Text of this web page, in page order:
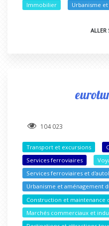
Immobilier
Urbanisme
ALLER
104 023
Transport et excursions
Services ferroviaires
Services ferroviaires et
Urbanisme et aménagement
Construction et maintenance
Marchés commerciaux et